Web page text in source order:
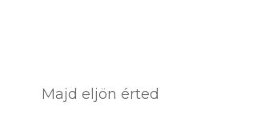
Majd eljön érted